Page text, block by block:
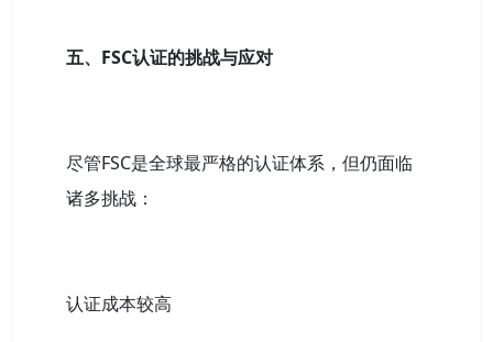
五、FSC认证的挑战与应对
尽管FSC是全球最严格的认证体系，但仍面临
诸多挑战：
认证成本较高